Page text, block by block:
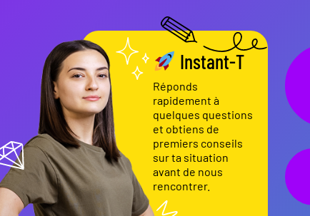
Instant-T
Réponds
rapidement à
quelques questions
et obtiens de
premiers conseils
sur ta situation
avant de nous
rencontrer.